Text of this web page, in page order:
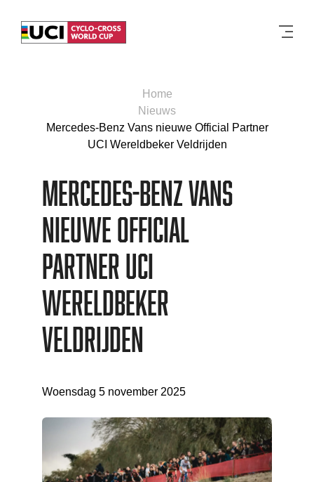
Home
Nieuws
Mercedes-Benz Vans nieuwe Official Partner
UCI Wereldbeker Veldrijden
Mercedes-Benz Vans
nieuwe Official
Partner UCI
Wereldbeker
Veldrijden
Woensdag 5 november 2025